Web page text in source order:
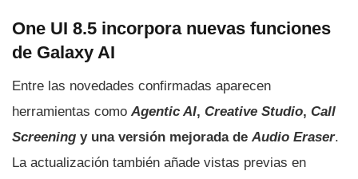
One UI 8.5 incorpora nuevas funciones
de Galaxy AI
Entre las novedades confirmadas aparecen
herramientas como Agentic AI, Creative Studio, Call
Screening y una versión mejorada de Audio Eraser.
La actualización también añade vistas previas en